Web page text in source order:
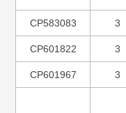
CP583083 3
CP601822 3
CP601967 3